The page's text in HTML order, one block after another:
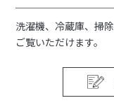
洗濯機、冷蔵庫、掃
ご覧いただけます。